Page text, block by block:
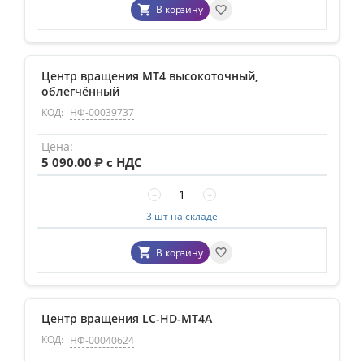
В корзину
Центр вращения MT4 высокоточный,
облегчённый
КОД: НФ-00039737
5 090.00 ₽ с НДС
+
−
3 шт на складе
В корзину
Центр вращения LC-HD-MT4A
КОД: НФ-00040624